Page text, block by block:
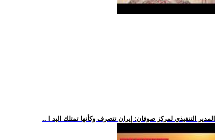
.. المدير التنفيذي لمركز صوفان: إيران تتصرف وكأنها تمتلك اليد ا